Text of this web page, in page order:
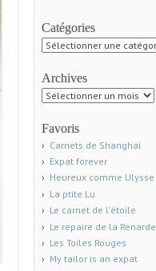
Catégories
Catégories
Archives
Archives
Favoris
Carnets de Shanghai
Expat forever
Heureux comme Ulysse
La ptite Lu
Le carnet de l'étoile
Le repaire de la Renarde
Les Toiles Rouges
My tailor is an expat